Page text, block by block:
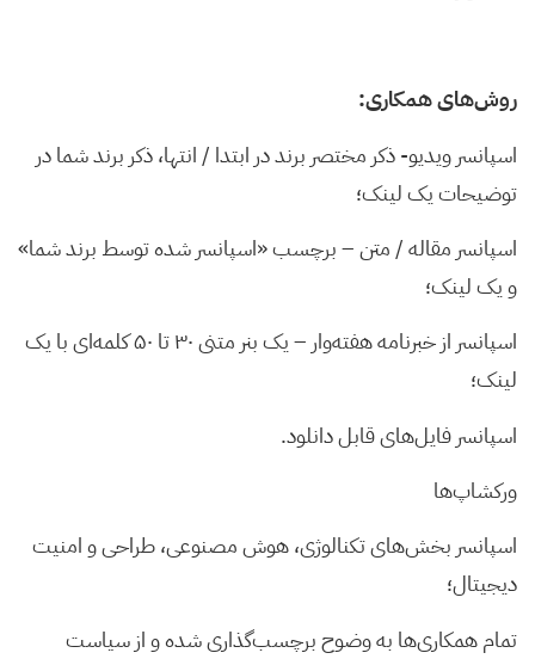
روش‌های همکاری:
اسپانسر ویدیو- ذکر مختصر برند در ابتدا / انتها،‌ ذکر برند شما در
توضیحات یک لینک؛
اسپانسر مقاله / متن – برچسب «اسپانسر شده توسط برند شما»
و یک لینک؛
اسپانسر از خبرنامه هفته‌وار – یک بنر متنی ۳۰ تا ۵۰ کلمه‌ای با یک
لینک؛
اسپانسر فایل‌های قابل دانلود.
ورکشاپ‌ها
اسپانسر بخش‌های تکنالوژی، هوش مصنوعی، طراحی و امنیت
دیجیتال؛
تمام همکاری‌ها به وضوح برچسب‌گذاری شده و از سیاست